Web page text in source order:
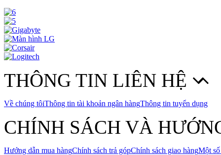
THÔNG TIN LIÊN HỆ
Về chúng tôiThông tin tài khoản ngân hàngThông tin tuyển dụng
CHÍNH SÁCH VÀ
Hướng dẫn mua hàngChính sách trả gópChính sách giao hàngMột